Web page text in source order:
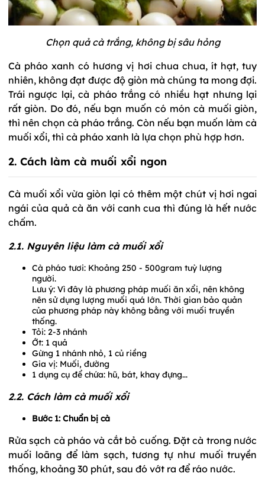
Chọn quả cà trắng, không bị sâu hỏng
Cà pháo xanh có hương vị hơi chua chua, ít hạt, tuy
nhiên, không đạt được độ giòn mà chúng ta mong đợi.
Trái ngược lại, cà pháo trắng có nhiều hạt nhưng lại
rất giòn. Do đó, nếu bạn muốn có món cà muối giòn,
thì nên chọn cà pháo trắng. Còn nếu bạn muốn làm cà
muối xổi, thì cà pháo xanh là lựa chọn phù hợp hơn.
2. Cách làm cà muối xổi ngon
Cà muối xổi vừa giòn lại có thêm một chút vị hơi ngai
ngái của quả cà ăn với canh cua thì đúng là hết nước
chấm.
2.1. Nguyên liệu làm cà muối xổi
Cà pháo tươi: Khoảng 250 - 500gram tuỳ lượng
người.
Lưu ý: Vì đây là phương pháp muối ăn xổi, nên không
nên sử dụng lượng muối quá lớn. Thời gian bảo quản
của phương pháp này không bằng với muối truyền
thống.
Tỏi: 2-3 nhánh
Ớt: 1 quả
Gừng 1 nhánh nhỏ, 1 củ riềng
Gia vị: Muối, đường
1 dụng cụ để chứa: hũ, bát, khay đựng...
2.2. Cách làm cà muối xổi
Bước 1: Chuẩn bị cà
Rửa sạch cà pháo và cắt bỏ cuống. Đặt cà trong nước
muối loãng để làm sạch, tương tự như muối truyền
thống, khoảng 30 phút, sau đó vớt ra để ráo nước.